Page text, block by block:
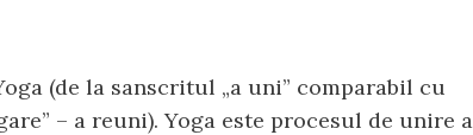
(de la sanscritul „a uni” comparabil cu
– a reuni). Yoga este procesul de unire a